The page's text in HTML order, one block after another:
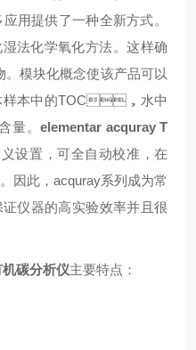
提供了一种全新方式。
化学氧化方法。这样确
。模块化概念使该产品可以
体样本中的TOC，水中
。elementar acquray T
置，可全自动校准，在
此，acquray系列成为常
证仪器的高实验效率并且很
碳分析仪主要特点：